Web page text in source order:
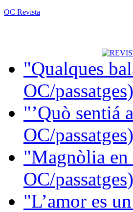
OC Revista
"Qualques
OC/passatges)
"’Quò sentiá
OC/passatges)
"Magnòlia en
OC/passatges)
"L’amor es